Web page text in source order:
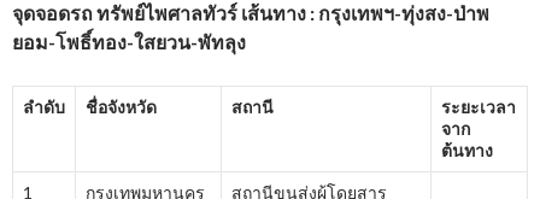
จุดจอดรถ ทรัพย์ไพศาลทัวร์ เส้นทาง : กรุงเทพฯ-ทุ่งสง-ป่าพ
ยอม-โพธิ์ทอง-ใสยวน-พัทลุง
ลำดับ ชื่อจังหวัด สถานี
ระยะเวลา
จาก
ต้นทาง
1 กรุงเทพมหานคร
สถานีขนส่งผู้โดยสาร